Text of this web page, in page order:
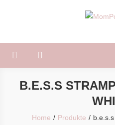
B.E.S.S
Home Produkte